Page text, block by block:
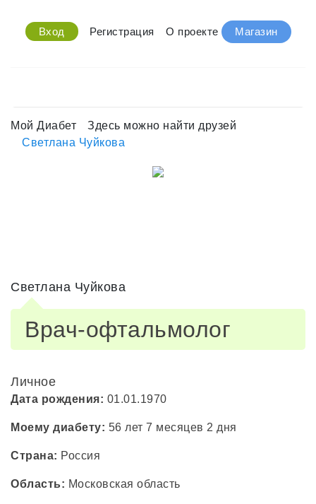
Вход Регистрация О проекте Магазин
Мой Диабет
Здесь можно найти друзей
Светлана Чуйкова
Светлана Чуйкова
Врач-офтальмолог
Личное
Дата рождения: 01.01.1970
Моему диабету: 56 лет 7 месяцев 2 дня
Страна: Россия
Область: Московская область